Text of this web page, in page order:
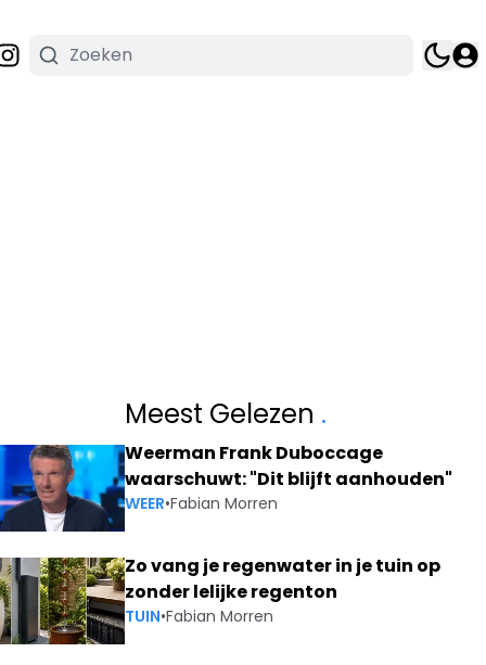
Meest Gelezen .
Weerman Frank Duboccage
waarschuwt: "Dit blijft aanhouden"
WEER•Fabian Morren
Zo vang je regenwater in je tuin op
zonder lelijke regenton
TUIN•Fabian Morren